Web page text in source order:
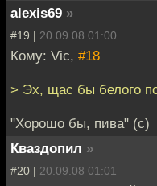
alexis69 »
#19 | 20.09.08 01:00
Кому: Vic, #18
> Эх, щас бы белого
"Хорошо бы, пива" (с)
Кваздопил »
#20 | 20.09.08 01:01